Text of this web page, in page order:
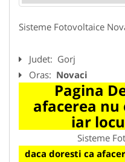
Sisteme Fotovoltaice
Judet: Gorj
Oras: Novaci
Pagina
afacerea
iar
Sisteme
daca doresti ca